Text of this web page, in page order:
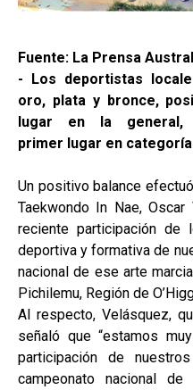
Fuente: La Prensa
- Los deportistas
oro, plata y bronce,
lugar en la
primer lugar en
Un positivo balance
Taekwondo In Nae,
reciente participación
deportiva y formativa de
nacional de ese arte
Pichilemu, Región de
Al respecto, Velásquez,
señaló que “estamos
participación de
campeonato nacional